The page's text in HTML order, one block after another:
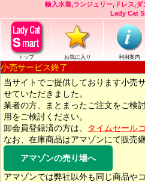
輸入水着,ランジェリー,ドレス,
Lady Cat
トップ お気に入り 利用案内
小売サービス終了
当サイトでご提供しております小売
せていただきました。
業者の方、まとまったご注文をご検討
用をご検討ください。
卸会員登録済の方は、
タイムセール
なお、在庫商品はアマゾンにて販売
アマゾンの売り場へ
アマゾンでは弊社以外も同じ商品や